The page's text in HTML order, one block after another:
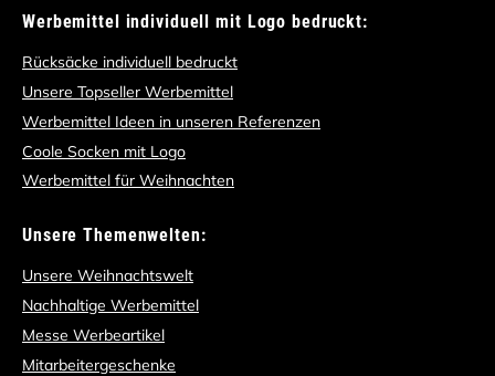
Werbemittel individuell mit Logo bedruckt:
Rücksäcke individuell bedruckt
Unsere Topseller Werbemittel
Werbemittel Ideen in unseren Referenzen
Coole Socken mit Logo
Werbemittel für Weihnachten
Unsere Themenwelten:
Unsere Weihnachtswelt
Nachhaltige Werbemittel
Messe Werbeartikel
Mitarbeitergeschenke